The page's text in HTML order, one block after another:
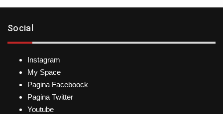
Social
Instagram
My Space
Pagina Faceboock
Pagina Twitter
Youtube